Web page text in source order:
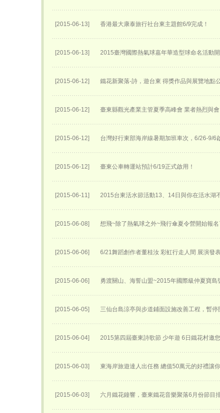
[2015-06-13] 香港最大康泰旅行社台東主題館6/9完成！
[2015-06-13] 2015臺灣國際熱氣球嘉年華​造型球命名活動
[2015-06-12] 鐵花新聚落-詩，遊台東 得獎作品與展覽地點
[2015-06-12] 臺東縣觀光產業主管夏季高峰會 業者熱烈與會
[2015-06-12] 台灣好行東部海岸線暑期加班車次，6/26-9/6
[2015-06-12] 臺東公車轉運站預計6/19正式啟用！
[2015-06-11] 2015台東活水節活動13、14日與你在活水湖
[2015-06-08] 想飛~除了熱氣球之外~飛行傘夏令營開始報名
[2015-06-06] 6/21舞蹈創作者董桂汝 彩虹行走人間 展演發
[2015-06-06] 勇渡關山、海誓山盟~2015年國際級仲夏寶島
[2015-06-05] 三仙台島涼亭與步道鋪面設施改善工程，暫停
[2015-06-04] 2015第四屆臺東詩歌節 少年遊 6日鐵花村邀
[2015-06-03] 東海岸旅遊達人出任務 總值50萬元的好禮讓
[2015-06-03] 六月鐵花鐘響，臺東鐵花音樂聚落6月份節目